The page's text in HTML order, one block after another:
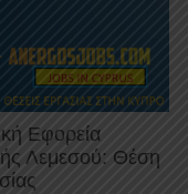
Εφορεία
Λεμεσού: Θέση